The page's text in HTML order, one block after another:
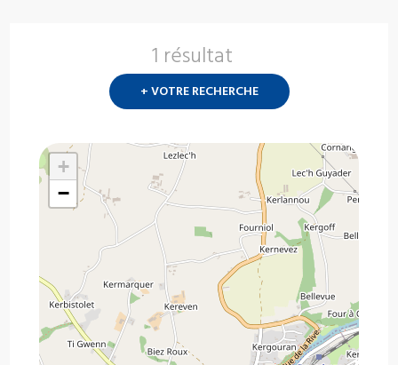
1 résultat
+ VOTRE RECHERCHE
+
−